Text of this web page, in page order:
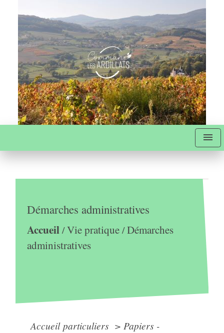
menu
Démarches administratives
Accueil/Vie pratique/Démarches
administratives
Accueil particuliers > Papiers -